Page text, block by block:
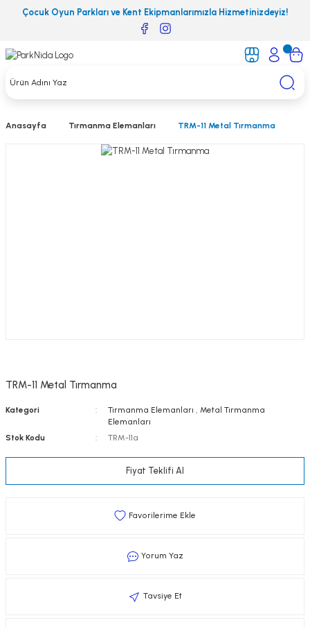
Çocuk Oyun Parkları ve Kent Ekipmanlarımızla Hizmetinizdeyiz!
Anasayfa Tırmanma Elemanları TRM-11 Metal Tırmanma
TRM-11 Metal Tırmanma
Kategori Tırmanma Elemanları
Metal Tırmanma
Elemanları
Stok Kodu
TRM-11a
Fiyat Teklifi Al
Yorum Yaz
Tavsiye Et